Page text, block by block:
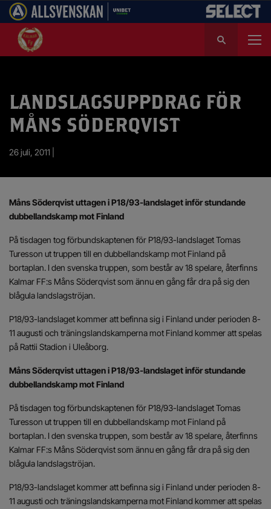
k
t
LANDSLAGSUPPDRAG FÖR
MÅNS SÖDERQVIST
26 juli, 2011 |
Måns Söderqvist uttagen i P18/93-landslaget inför stundande
dubbellandskamp mot Finland
På tisdagen tog förbundskaptenen för P18/93-landslaget Tomas
Turesson ut truppen till en dubbellandskamp mot Finland på
bortaplan. I den svenska truppen, som består av 18 spelare, återfinns
Kalmar FF:s Måns Söderqvist som ännu en gång får dra på sig den
blågula landslagströjan.
P18/93-landslaget kommer att befinna sig i Finland under perioden 8-
11 augusti och träningslandskamperna mot Finland kommer att spelas
på Rattii Stadion i Uleåborg.
Måns Söderqvist uttagen i P18/93-landslaget inför stundande
dubbellandskamp mot Finland
På tisdagen tog förbundskaptenen för P18/93-landslaget Tomas
Turesson ut truppen till en dubbellandskamp mot Finland på
bortaplan. I den svenska truppen, som består av 18 spelare, återfinns
Kalmar FF:s Måns Söderqvist som ännu en gång får dra på sig den
blågula landslagströjan.
P18/93-landslaget kommer att befinna sig i Finland under perioden 8-
11 augusti och träningslandskamperna mot Finland kommer att spelas